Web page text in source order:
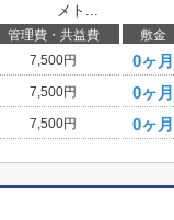
メト...
管理費・共益費 敷金
7,500円 0ヶ月
7,500円 0ヶ月
7,500円 0ヶ月